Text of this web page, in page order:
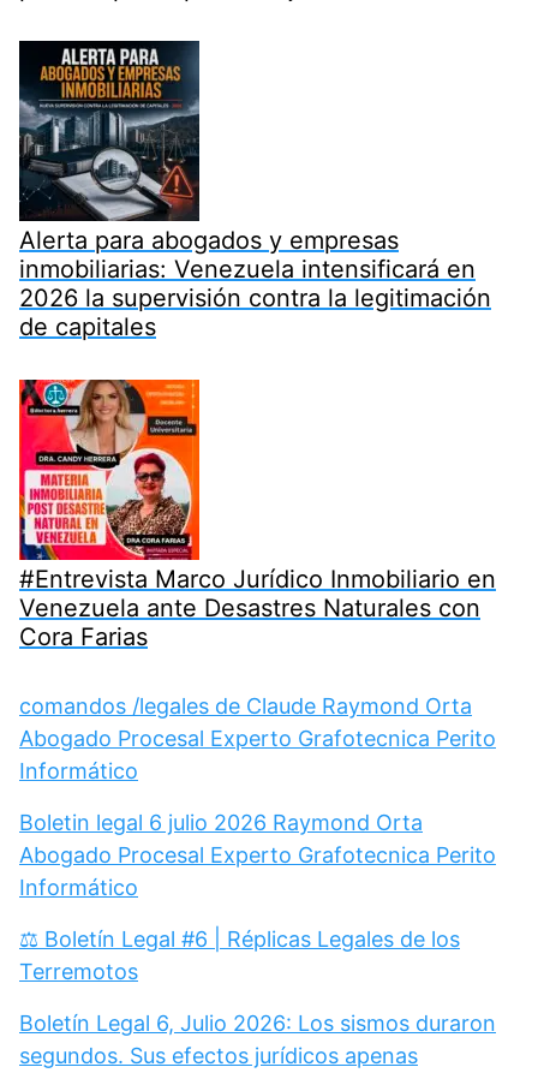
Alerta para abogados y empresas
inmobiliarias: Venezuela intensificará en
2026 la supervisión contra la legitimación
de capitales
#Entrevista Marco Jurídico Inmobiliario en
Venezuela ante Desastres Naturales con
Cora Farias
comandos /legales de Claude Raymond Orta
Abogado Procesal Experto Grafotecnica Perito
Informático
Boletin legal 6 julio 2026 Raymond Orta
Abogado Procesal Experto Grafotecnica Perito
Informático
⚖️ Boletín Legal #6 | Réplicas Legales de los
Terremotos
Boletín Legal 6, Julio 2026: Los sismos duraron
segundos. Sus efectos jurídicos apenas